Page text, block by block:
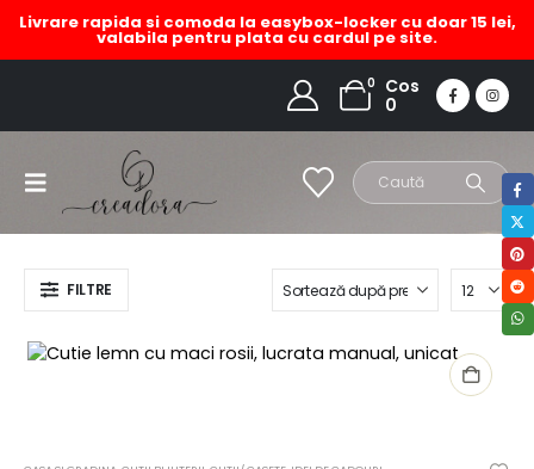
Livrare rapida si comoda la easybox-locker cu doar 15 lei,
valabila pentru plata cu cardul pe site.
0
Cos
0
FILTRE